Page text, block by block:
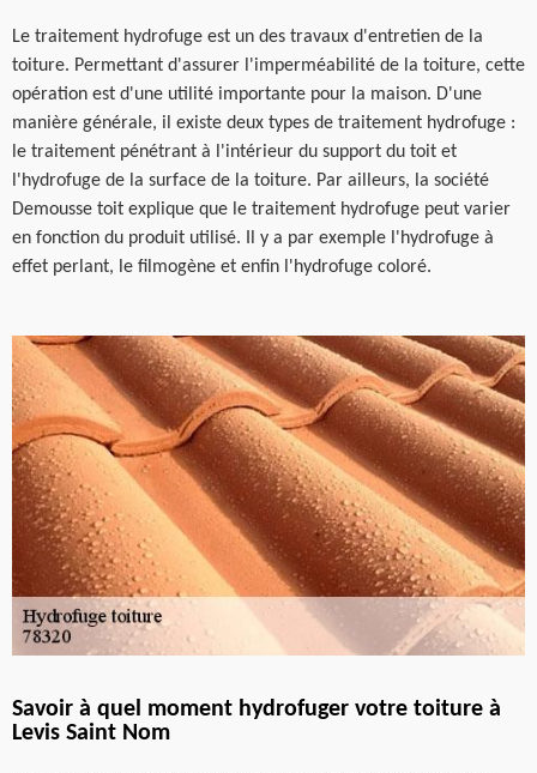
Le traitement hydrofuge est un des travaux d'entretien de la
toiture. Permettant d'assurer l'imperméabilité de la toiture, cette
opération est d'une utilité importante pour la maison. D'une
manière générale, il existe deux types de traitement hydrofuge :
le traitement pénétrant à l'intérieur du support du toit et
l'hydrofuge de la surface de la toiture. Par ailleurs, la société
Demousse toit explique que le traitement hydrofuge peut varier
en fonction du produit utilisé. Il y a par exemple l'hydrofuge à
effet perlant, le filmogène et enfin l'hydrofuge coloré.
Savoir à quel moment hydrofuger votre toiture à
Levis Saint Nom